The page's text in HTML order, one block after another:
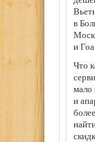
в
и
Что
мало
и